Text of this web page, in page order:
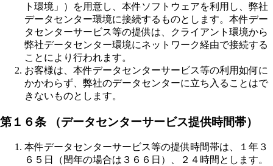
ト環境」）を用意し、本件ソフトウェアを利用し、弊社
データセンター環境に接続するものとします。本件デー
タセンターサービス等の提供は、クライアント環境から
弊社データセンター環境にネットワーク経由で接続する
ことにより行われます。
お客様は、本件データセンターサービス等の利用如何に
かかわらず、弊社のデータセンターに立ち入ることはで
きないものとします。
第１６条 （データセンターサービス提供時間帯）
本件データセンターサービス等の提供時間帯は、１年３
６５日（閏年の場合は３６６日）、２４時間とします。